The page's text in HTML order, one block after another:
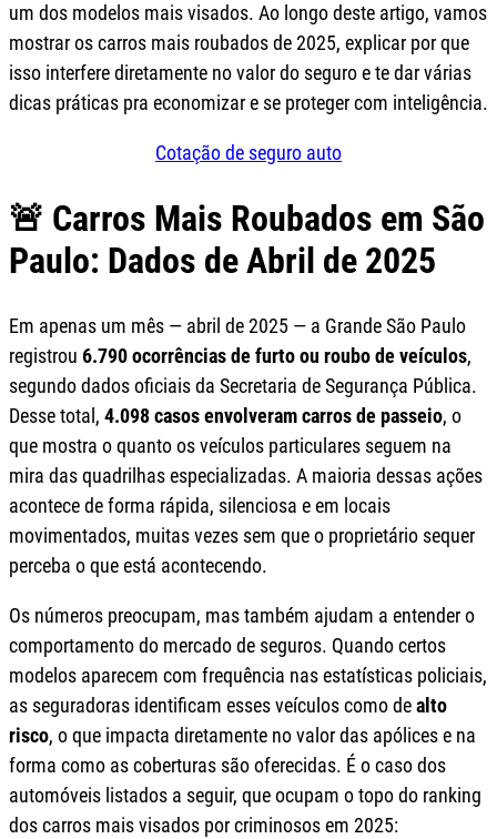
um dos modelos mais visados. Ao longo deste artigo, vamos
mostrar os carros mais roubados de 2025, explicar por que
isso interfere diretamente no valor do seguro e te dar várias
dicas práticas pra economizar e se proteger com inteligência.
Cotação de seguro auto
🚨 Carros Mais Roubados em São
Paulo: Dados de Abril de 2025
Em apenas um mês — abril de 2025 — a Grande São Paulo
registrou 6.790 ocorrências de furto ou roubo de veículos,
segundo dados oficiais da Secretaria de Segurança Pública.
Desse total, 4.098 casos envolveram carros de passeio, o
que mostra o quanto os veículos particulares seguem na
mira das quadrilhas especializadas. A maioria dessas ações
acontece de forma rápida, silenciosa e em locais
movimentados, muitas vezes sem que o proprietário sequer
perceba o que está acontecendo.
Os números preocupam, mas também ajudam a entender o
comportamento do mercado de seguros. Quando certos
modelos aparecem com frequência nas estatísticas policiais,
as seguradoras identificam esses veículos como dealto
risco, o que impacta diretamente no valor das apólices e na
forma como as coberturas são oferecidas. É o caso dos
automóveis listados a seguir, que ocupam o topo do ranking
dos carros mais visados por criminosos em 2025: